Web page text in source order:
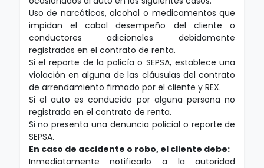
Uso de narcóticos, alcohol o medicamentos que
impidan el cabal desempeño del cliente o
conductores adicionales debidamente
registrados en el contrato de renta.
Si el reporte de la policía o SEPSA, establece una
violación en alguna de las cláusulas del contrato
de arrendamiento firmado por el cliente y REX.
Si el auto es conducido por alguna persona no
registrada en el contrato de renta.
Si no presenta una denuncia policial o reporte de
SEPSA.
En caso de accidente o robo, el cliente debe:
Inmediatamente notificarlo a la autoridad